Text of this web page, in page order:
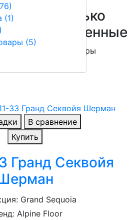
(1)
(5)
Только
проверенные
товары
В сравнение
Купить
Гранд Секвойя
Grand Sequoia
Alpine Floor